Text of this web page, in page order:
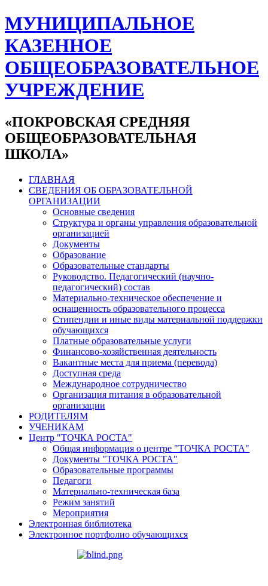
МУНИЦИПАЛЬНОЕ
КАЗЕННОЕ
ОБЩЕОБРАЗОВАТЕЛЬНОЕ
УЧРЕЖДЕНИЕ
«ПОКРОВСКАЯ СРЕДНЯЯ
ОБЩЕОБРАЗОВАТЕЛЬНАЯ
ШКОЛА»
ГЛАВНАЯ
СВЕДЕНИЯ ОБ ОБРАЗОВАТЕЛЬНОЙ
ОРГАНИЗАЦИИ
Основные сведения
Структура и органы управления образовательной
организацией
Документы
Образование
Образовательные стандарты
Руководство. Педагогический (научно-
педагогический) состав
Материально-техническое обеспечение и
оснащенность образовательного процесса
Стипендии и иные виды материальной поддержки
обучающихся
Платные образовательные услуги
Финансово-хозяйственная деятельность
Вакантные места для приема (перевода)
Доступная среда
Международное сотрудничество
Организация питания в образовательной
организации
РОДИТЕЛЯМ
УЧЕНИКАМ
Центр "ТОЧКА РОСТА"
Общая информация о центре "ТОЧКА РОСТА"
Документы "ТОЧКА РОСТА"
Образовательные программы
Педагоги
Материально-техническая база
Режим занятий
Мероприятия
Электронная библиотека
Электронное портфолио обучающихся